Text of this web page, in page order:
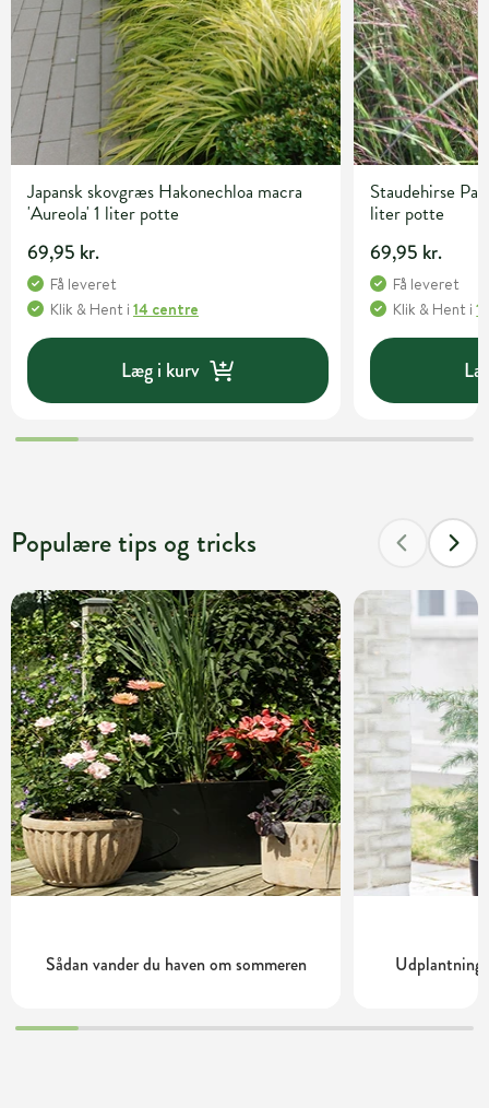
Japansk skovgræs Hakonechloa macra
'Aureola' 1 liter potte
69,95 kr.
Få leveret
Klik & Hent i 14 centre
Læg i kurv
Staudehirse
liter potte
69,95 kr.
Få leveret
Klik & Hent i
Populære tips og tricks
Sådan vander du haven om sommeren Udplantning